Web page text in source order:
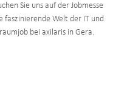
Sie uns auf der Jobmesse
faszinierende Welt der IT und
bei axilaris in Gera.